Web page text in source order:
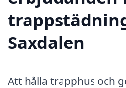
Saxdalen
Att hålla trapphus och